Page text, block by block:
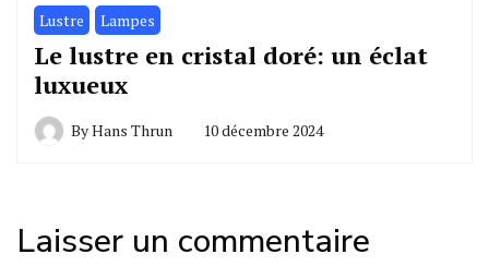
Lustre Lampes
Le lustre en cristal doré: un éclat
luxueux
ByHans Thrun 10 décembre 2024
Laisser un commentaire